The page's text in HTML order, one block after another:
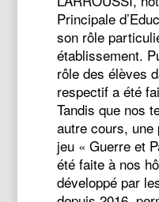
Principale
son rôle
établissement.
rôle des élèves
respectif a été
Tandis que nos
autre cours, une
jeu « Guerre et
été faite à nos
développé par